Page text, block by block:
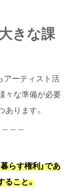
きな課
アーティスト活
々な準備が必要
ります。
らす権利」であ
ること。